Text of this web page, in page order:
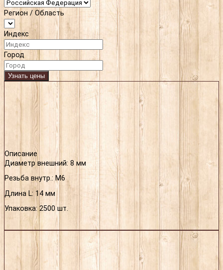
Регион / Область
Индекс
Город
Узнать цены
Описание
Диаметр внешний: 8 мм
Резьба внутр.: М6
Длина L: 14 мм
Упаковка: 2500 шт.